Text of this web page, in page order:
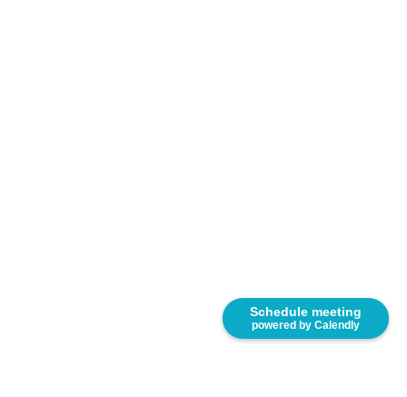
Schedule meeting
powered by Calendly